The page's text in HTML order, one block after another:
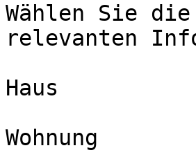
Wählen Sie
relevanten
Haus
Wohnung